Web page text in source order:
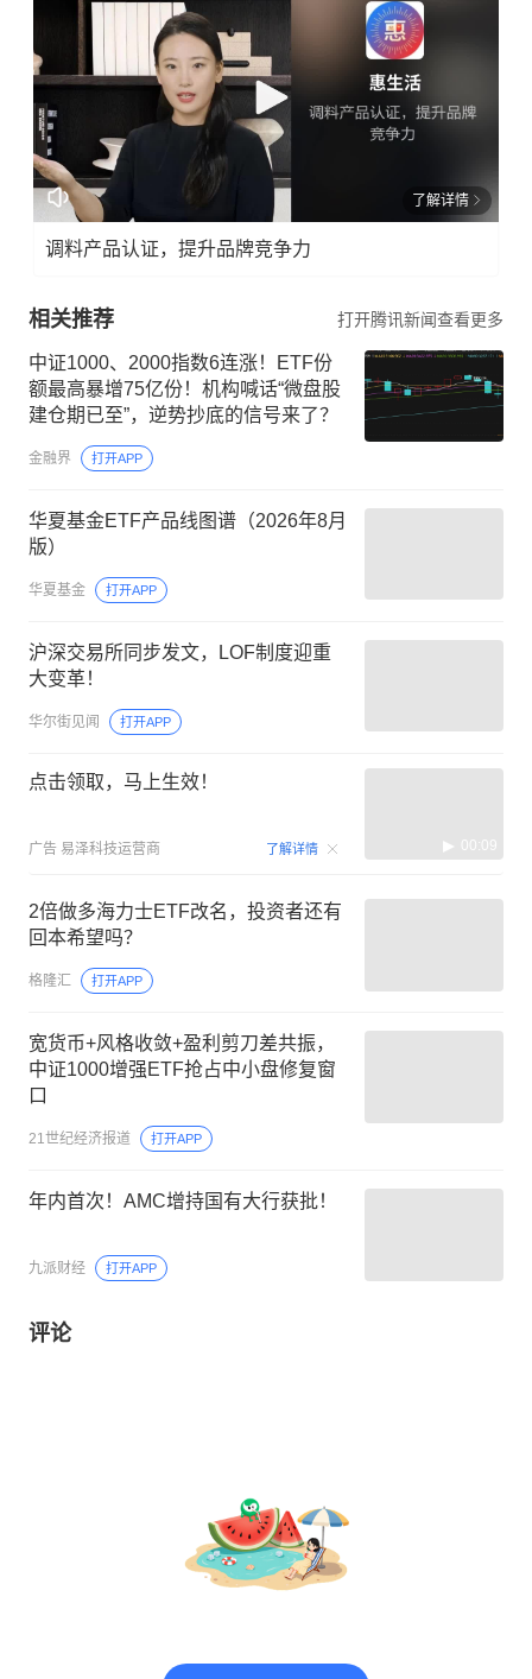
了解详情
调料产品认证，提升品牌竞争力
相关推荐 打开腾讯新闻查看更多
中证1000、2000指数6连涨！ETF份
额最高暴增75亿份！机构喊话“微盘股
建仓期已至”，逆势抄底的信号来了？
金融界 打开APP
华夏基金ETF产品线图谱（2026年8月
版）
华夏基金 打开APP
沪深交易所同步发文，LOF制度迎重
大变革！
华尔街见闻 打开APP
点击领取，马上生效！
广告 易泽科技运营商 了解详情 00:09
2倍做多海力士ETF改名，投资者还有
回本希望吗？
格隆汇 打开APP
宽货币+风格收敛+盈利剪刀差共振，
中证1000增强ETF抢占中小盘修复窗
口
21世纪经济报道 打开APP
年内首次！AMC增持国有大行获批！
九派财经 打开APP
评论